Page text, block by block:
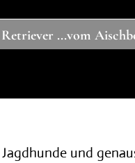
...vom
und